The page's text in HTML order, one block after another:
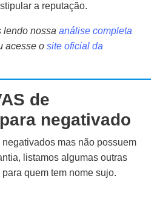
a reputação.
lendo nossa análise completa
acesse o site oficial da
de
negativado
mas não possuem
listamos algumas outras
quem tem nome sujo.